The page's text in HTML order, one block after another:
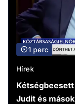
1 perc
Hírek
Judit és